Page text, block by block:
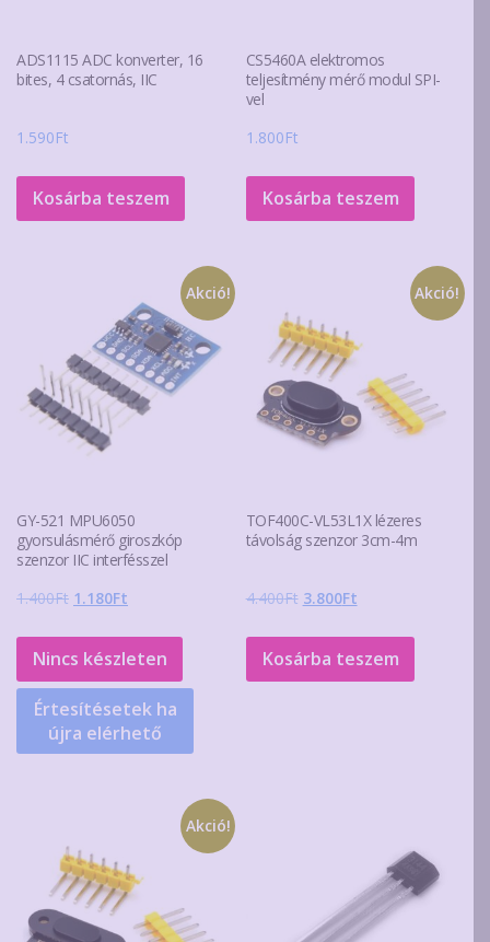
ADS1115 ADC konverter, 16
bites, 4 csatornás, IIC
1.590Ft
Kosárba teszem
CS5460A elektromos
teljesítmény mérő modul SPI-
vel
1.800Ft
Kosárba teszem
Akció!
GY-521 MPU6050
gyorsulásmérő giroszkóp
szenzor IIC interfésszel
1.400Ft Original
was:
1.400Ft.
1.180Ft
is:
1.180Ft.
Nincs készleten
Értesítésetek ha
újra elérhető
Akció!
TOF400C-VL53L1X lézeres
távolság szenzor 3cm-4m
4.400Ft Original
was:
4.400Ft.
3.800FtCurrent
is:
3.800Ft.
Kosárba teszem
Akció!